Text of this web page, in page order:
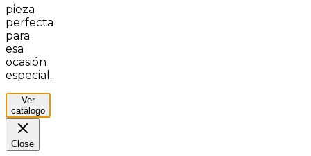
pieza
perfecta
para
esa
ocasión
especial.
Ver
catálogo
Close